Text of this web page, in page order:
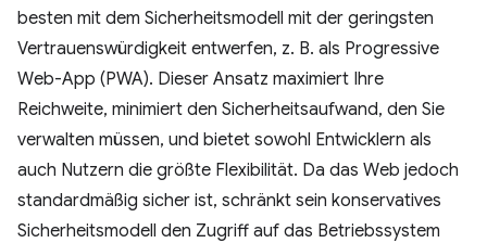
besten mit dem Sicherheitsmodell mit der geringsten
Vertrauenswürdigkeit entwerfen, z. B. als Progressive
Web-App (PWA). Dieser Ansatz maximiert Ihre
Reichweite, minimiert den Sicherheitsaufwand, den Sie
verwalten müssen, und bietet sowohl Entwicklern als
auch Nutzern die größte Flexibilität. Da das Web jedoch
standardmäßig sicher ist, schränkt sein konservatives
Sicherheitsmodell den Zugriff auf das Betriebssystem